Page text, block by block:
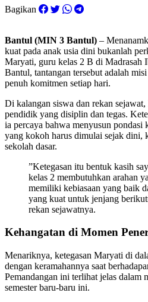
Bagikan
Bantul (MIN 3 Bantul) –
kuat pada anak usia dini bukanlah
Maryati, guru kelas 2 B di
Bantul, tantangan tersebut adalah
penuh komitmen setiap hari.
​Di kalangan siswa dan rekan
pendidik yang disiplin dan tegas.
ia percaya bahwa menyusun pondasi
yang kokoh harus dimulai sejak dini,
sekolah dasar.
​”Ketegasan itu bentuk kasih
kelas 2 membutuhkan arahan
memiliki kebiasaan yang baik
yang kuat untuk jenjang
rekan sejawatnya.
Kehangatan di Momen
​Menariknya, ketegasan Maryati di
dengan keramahannya saat
Pemandangan ini terlihat jelas dalam
semester baru-baru ini.